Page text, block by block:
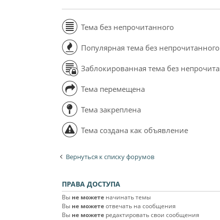
Тема без непрочитанного
Популярная тема без непрочитанного
Заблокированная тема без
Тема перемещена
Тема закреплена
Тема создана как объявление
Вернуться к списку форумов
ПРАВА ДОСТУПА
Вы не можете начинать темы
Вы не можетеотвечать на сообщения
Вы не можете редактировать свои сообщения